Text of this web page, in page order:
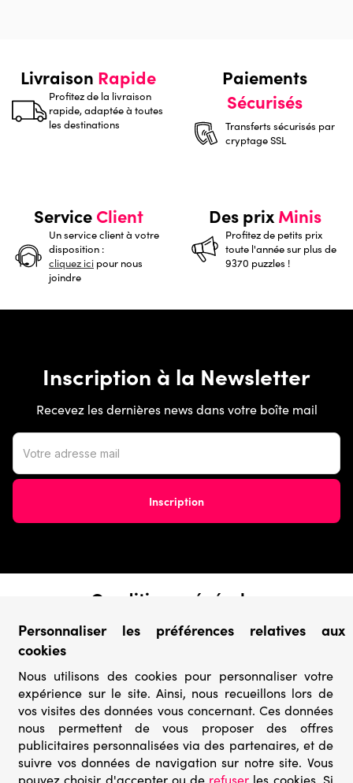
Livraison Rapide
Profitez de la livraison
rapide, adaptée à toutes
les destinations
Paiements
Sécurisés
Transferts sécurisés par
cryptage SSL
ServiceClient
Un service client à votre
disposition :
cliquez ici pour nous
joindre
Des prixMinis
Profitez de petits prix
toute l'année sur plus de
9370 puzzles !
Inscription à la Newsletter
Recevez les dernières news dans votre boîte mail
Conditions générales
› Conditions de vente
› Conditions d’utilisation
› Confidentialité & Protection des Données
› Informations légales
Catégories
› Marques
› Derniers arrivages
› Puzzles mystères
Personnaliser les préférences relatives aux
cookies
Nous utilisons des cookies pour personnaliser votre
expérience sur le site. Ainsi, nous recueillons lors de
vos visites des données vous concernant. Ces données
nous permettent de vous proposer des offres
publicitaires personnalisées via des partenaires, et de
suivre vos données de navigation sur notre site. Vous